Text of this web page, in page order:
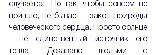
случается. Но так, чтобы совсем не
пришло, не бывает - закон природы
человеческого сердца. Просто солнце
- не единственный источник его
тепла. Доказано людьми с